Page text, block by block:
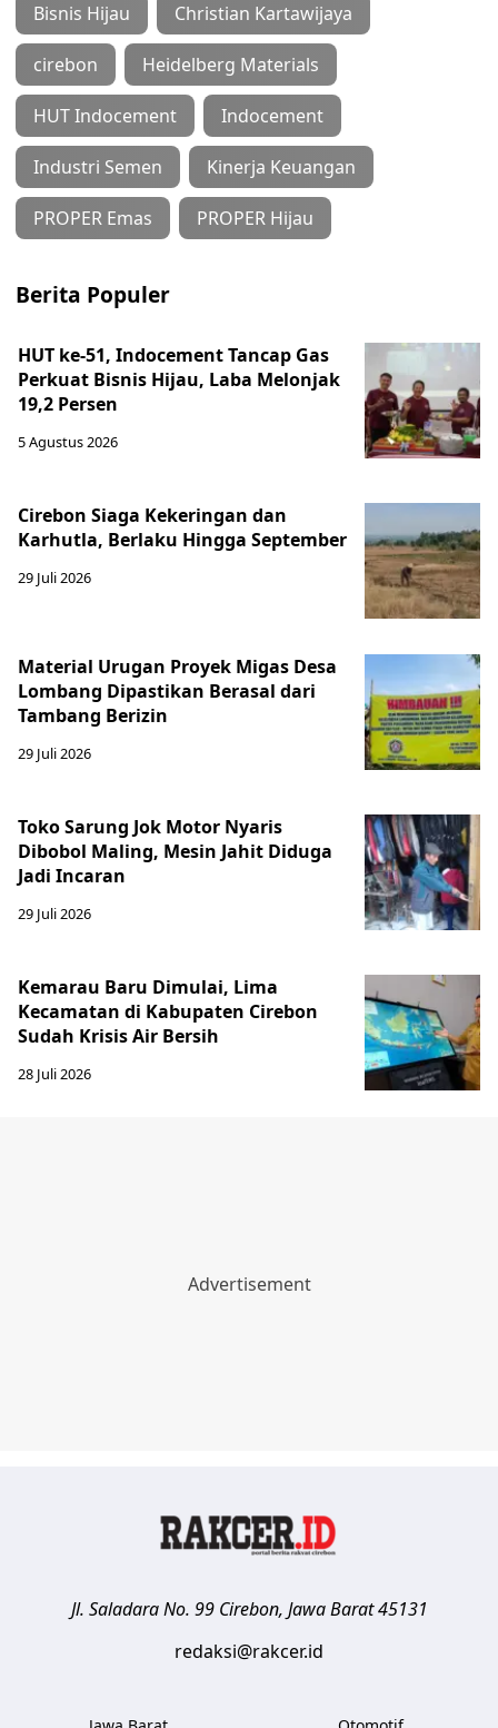
Bisnis Hijau Christian Kartawijaya
cirebon Heidelberg Materials
HUT Indocement Indocement
Industri Semen Kinerja Keuangan
PROPER Emas PROPER Hijau
Berita Populer
HUT ke-51, Indocement Tancap Gas
Perkuat Bisnis Hijau, Laba Melonjak
19,2 Persen
5 Agustus 2026
Cirebon Siaga Kekeringan dan
Karhutla, Berlaku Hingga September
29 Juli 2026
Material Urugan Proyek Migas Desa
Lombang Dipastikan Berasal dari
Tambang Berizin
29 Juli 2026
Toko Sarung Jok Motor Nyaris
Dibobol Maling, Mesin Jahit Diduga
Jadi Incaran
29 Juli 2026
Kemarau Baru Dimulai, Lima
Kecamatan di Kabupaten Cirebon
Sudah Krisis Air Bersih
28 Juli 2026
Jl. Saladara No. 99 Cirebon, Jawa Barat 45131
redaksi@rakcer.id